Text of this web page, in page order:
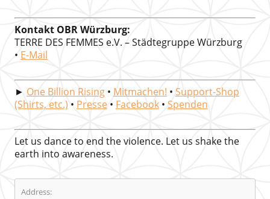
Kontakt OBR Würzburg:
TERRE DES FEMMES e.V. – Städtegruppe Würzburg
• E-Mail
► One Billion Rising• Mitmachen! • Support-Shop
(Shirts, etc.) • Presse• Facebook• Spenden
Let us dance to end the violence. Let us shake the
earth into awareness.
Address: